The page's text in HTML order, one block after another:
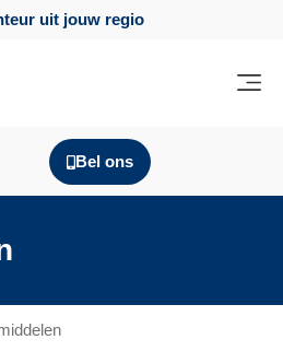
uit jouw regio
Bel ons